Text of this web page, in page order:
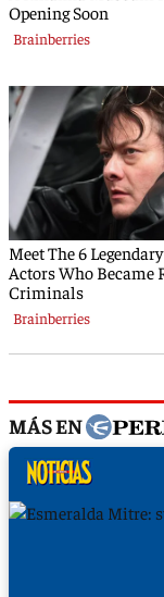
MÁS EN